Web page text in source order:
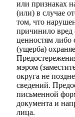
или признаках
(или) в случае
том, что
причинило
ценностям либо
(ущерба)
мэром
округа не
сведений.
письменной
документа и
лица.